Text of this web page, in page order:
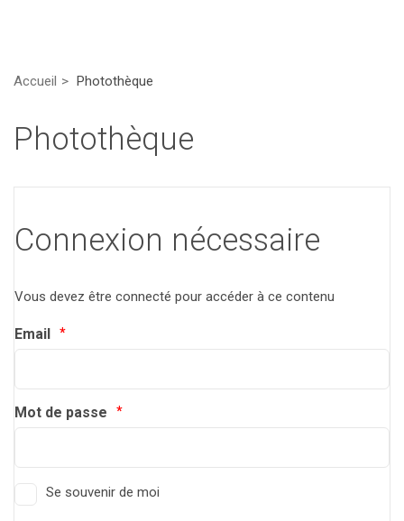
Accueil Photothèque
Photothèque
Connexion nécessaire
Vous devez être connecté pour accéder à ce contenu
Email
Mot de passe
Se souvenir de moi